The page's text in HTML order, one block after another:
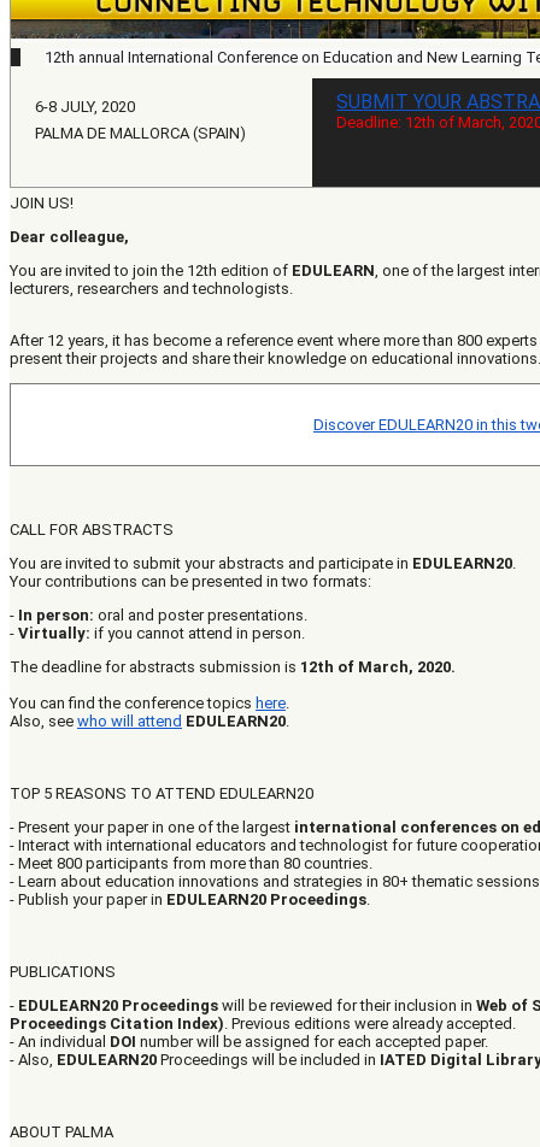
12th annual International Conference on Education and New Learning
6-8 JULY, 2020
PALMA DE MALLORCA (SPAIN)
SUBMIT YOUR
Deadline: 12th of March,
JOIN US!
Dear colleague,
You are invited to join the 12th edition of EDULEARN, one of the largest
lecturers, researchers and technologists.
After 12 years, it has become a reference event where more than 800
present their projects and share their knowledge on educational innovations.
Discover EDULEARN20 in this
CALL FOR ABSTRACTS
You are invited to submit your abstracts and participate in EDULEARN20.
Your contributions can be presented in two formats:
- In person: oral and poster presentations.
- Virtually: if you cannot attend in person.
The deadline for abstracts submission is 12th of March, 2020.
You can find the conference topics here.
Also, see who will attend EDULEARN20.
TOP 5 REASONS TO ATTEND EDULEARN20
- Present your paper in one of the largest international conferences on
- Interact with international educators and technologist for future
- Meet 800 participants from more than 80 countries.
- Learn about education innovations and strategies in 80+ thematic
- Publish your paper in EDULEARN20 Proceedings.
PUBLICATIONS
- EDULEARN20 Proceedings will be reviewed for their inclusion in Web of
Proceedings Citation Index). Previous editions were already accepted.
- An individual DOI number will be assigned for each accepted paper.
- Also, EDULEARN20 Proceedings will be included in IATED Digital
ABOUT PALMA